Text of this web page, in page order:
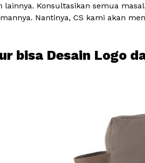
Konsultasikan semua
Nantinya, CS kami akan
bisa Desain Logo